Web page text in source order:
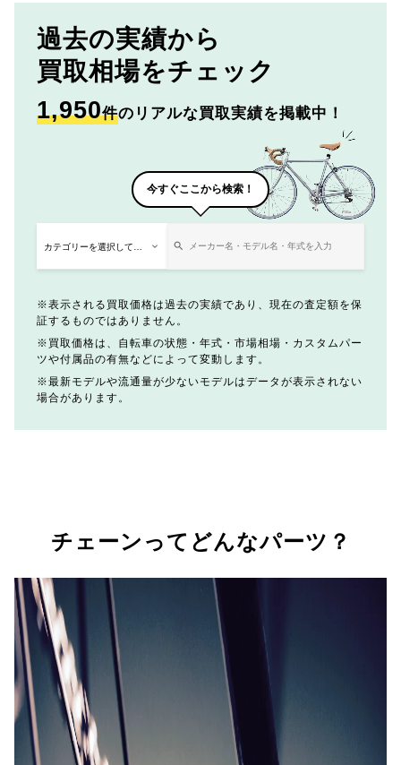
過去の実績から
買取相場をチェック
1,950件のリアルな買取実績を掲載中！
今すぐここから検索！
表示される買取価格は過去の実績であり、現在の査定額を保
証するものではありません。
買取価格は、自転車の状態・年式・市場相場・カスタムパー
ツや付属品の有無などによって変動します。
最新モデルや流通量が少ないモデルはデータが表示されない
場合があります。
チェーンってどんなパーツ？